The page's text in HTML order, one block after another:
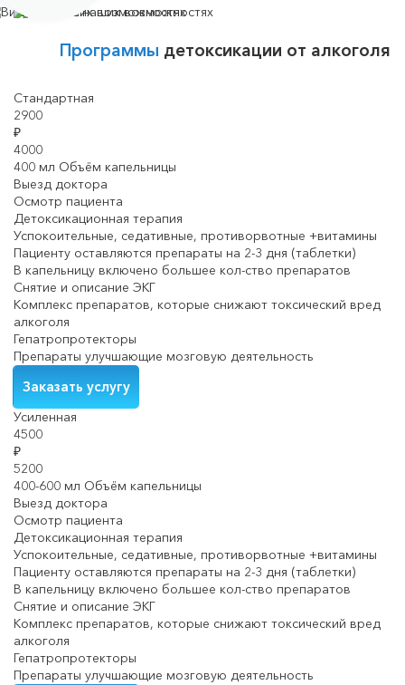
Программы детоксикации от алкоголя
Стандартная
2900
₽
4000
400 мл Объём капельницы
Выезд доктора
Осмотр пациента
Детоксикационная терапия
Успокоительные, седативные, противорвотные +витамины
Пациенту оставляются препараты на 2-3 дня (таблетки)
В капельницу включено большее кол-ство препаратов
Снятие и описание ЭКГ
Комплекс препаратов, которые снижают токсический вред
алкоголя
Гепатропротекторы
Препараты улучшающие мозговую деятельность
Заказать услугу
Усиленная
4500
₽
5200
400-600 мл Объём капельницы
Выезд доктора
Осмотр пациента
Детоксикационная терапия
Успокоительные, седативные, противорвотные +витамины
Пациенту оставляются препараты на 2-3 дня (таблетки)
В капельницу включено большее кол-ство препаратов
Снятие и описание ЭКГ
Комплекс препаратов, которые снижают токсический вред
алкоголя
Гепатропротекторы
Препараты улучшающие мозговую деятельность